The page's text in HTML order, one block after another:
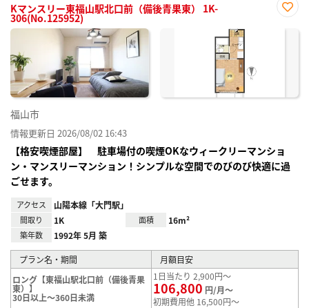
Kマンスリー東福山駅北口前（備後青果東） 1K-
306(No.125952)
に入
福山市
情報更新日 2026/08/02 16:43
【格安喫煙部屋】 駐車場付の喫煙OKなウィークリーマンショ
ン・マンスリーマンション！シンプルな空間でのびのび快適に過
ごせます。
アクセス 山陽本線「大門駅」
間取り 1K 面積 16m²
築年数 1992年 5月 築
プラン名・期間
月額目安
ロング【東福山駅北口前（備後青果
東）】
30日以上～360日未満
1日当たり 2,900円～
106,800 円/月～
初期費用他 16,500円～